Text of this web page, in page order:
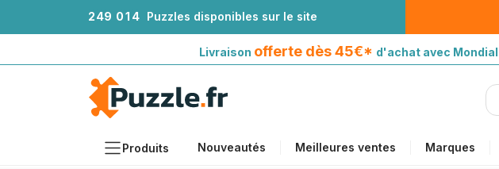
249 01 4 Puzzles disponibles sur le site
Livraison offerte dès 45€* d'achat avec
Produits Nouveautés Meilleures ventes Marques
avec Mondial Relay